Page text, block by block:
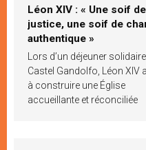
Léon XIV : « Une soif de
justice, une soif de
authentique »
Lors d’un déjeuner
Castel Gandolfo, Léon XIV
à construire une Église
accueillante et réconciliée